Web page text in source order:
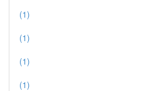
(1)
(1)
(1)
(1)